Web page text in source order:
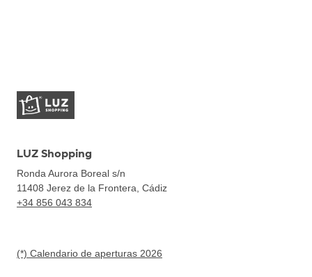
LUZ Shopping
Ronda Aurora Boreal s/n
11408 Jerez de la Frontera, Cádiz
+34 856 043 834
(*) Calendario de aperturas 2026